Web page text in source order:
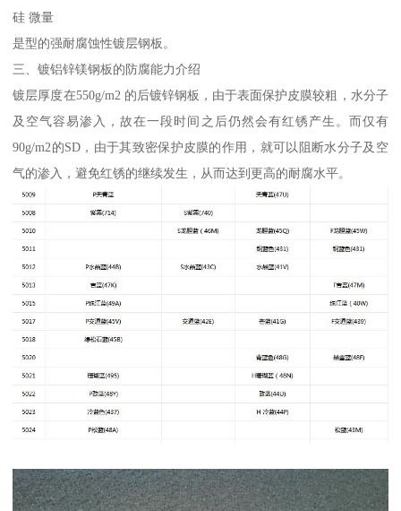
硅 微量
是型的强耐腐蚀性镀层钢板。
三、镀铝锌镁钢板的防腐能力介绍
镀层厚度在550g/m2 的后镀锌钢板，由于表面保护皮膜较粗，水分子
及空气容易渗入，故在一段时间之后仍然会有红锈产生。而仅有
90g/m2的SD，由于其致密保护皮膜的作用，就可以阻断水分子及空
气的渗入，避免红锈的继续发生，从而达到更高的耐腐水平。